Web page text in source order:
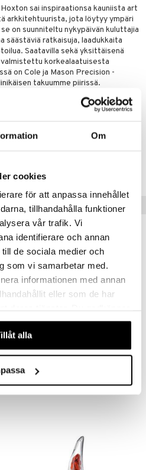
Om
cookies
för att anpassa innehållet
tillhandahålla funktioner
vår trafik. Vi
identifierare och annan
de sociala medier och
som vi samarbetar med.
informationen med annan
eller som de har
av vår webbplats.
alla
sai inspiraationsa kauniista art
arkkitehtuurista, jota löytyy ympäri
on suunniteltu nykypäivän kuluttajia
ratkaisuja, laadukkaita
Saatavilla sekä yksittäisenä
korkealaatuisesta
on Cole ja Mason Precision -
takuumme piirissä.
tuotteet
Karou Pippuri-/suolamylly valkoinen kiiltävä 15 cm
10 € (12€)
uutuus